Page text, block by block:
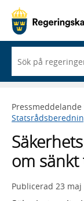
du
börjar
skriva
framträder
en
med
sökförslag
om
Publicerad 23 maj